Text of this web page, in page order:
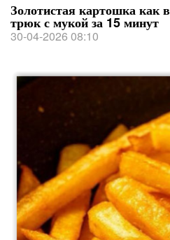
Золотистая картошка как
трюк с мукой за 15 минут
30-04-2026 08:10